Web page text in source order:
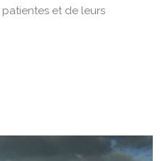
et de leurs